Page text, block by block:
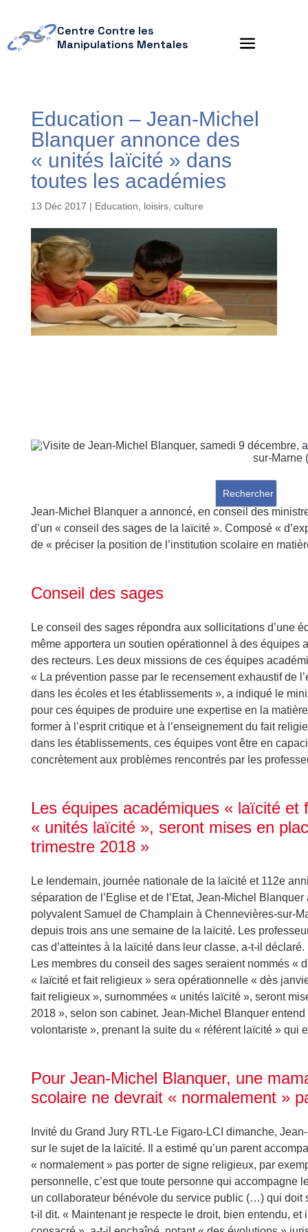
Centre Contre les
Manipulations Mentales
Education – Jean-Michel
Blanquer annonce des
« unités laïcité » dans
toutes les académies
13 Déc 2017 | Education, loisirs, culture
Jean-Michel Blanquer a annoncé, en conseil des
d’un « conseil des sages de la laïcité ». Composé «
de « préciser la position de l’institution scolaire en
Conseil des sages
Le conseil des sages répondra aux sollicitations d’une
même apportera un soutien opérationnel à des équipes
des recteurs. Les deux missions de ces équipes
« La prévention passe par le recensement exhaustif de
dans les écoles et les établissements », a indiqué le
pour ces équipes de produire une expertise en la
former à l’esprit critique et à l’enseignement du fait
dans les établissements, ces équipes vont être en
concrètement aux problèmes rencontrés par les
Les équipes académiques « laïcité et
« unités laïcité », seront mises en
trimestre 2018 »
Le lendemain, journée nationale de la laïcité et 112e
séparation de l’Eglise et de l’Etat, Jean-Michel
polyvalent Samuel de Champlain à Chennevières-sur-
depuis trois ans une semaine de la laïcité. Les
cas d’atteintes à la laïcité dans leur classe, a-t-il déclaré.
Les membres du conseil des sages seraient nommés «
« laïcité et fait religieux » sera opérationnelle « dès
fait religieux », surnommées « unités laïcité », seront
2018 », selon son cabinet. Jean-Michel Blanquer
volontariste », prenant la suite du « référent laïcité » qui
Pour Jean-Michel Blanquer, une
scolaire ne devrait « normalement »
Invité du Grand Jury RTL-Le Figaro-LCI dimanche,
sur le sujet de la laïcité. Il a estimé qu’un parent
« normalement » pas porter de signe religieux, par
personnelle, c’est que toute personne qui accompagne
un collaborateur bénévole du service public (…) qui doit
t-il dit. « Maintenant je respecte le droit, bien entendu,